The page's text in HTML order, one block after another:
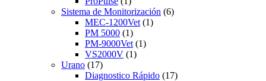
Sistema de Monitorización (6)
MEC-1200Vet (1)
PM 5000 (1)
PM-9000Vet (1)
VS2000V (1)
Urano (17)
Diagnostico Rápido (17)